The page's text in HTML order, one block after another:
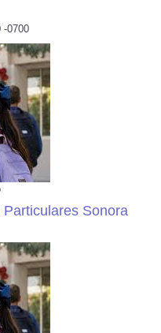
-0700
Sonora